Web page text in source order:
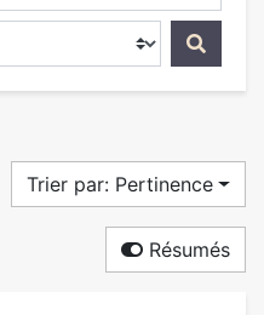
Trier par: Pertinence
Résumés